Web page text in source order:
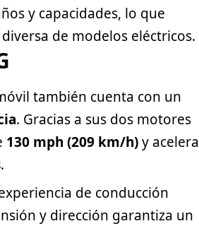
y capacidades, lo que
de modelos eléctricos.
también cuenta con un
. Gracias a sus dos motores
130 mph (209 km/h)y acelera
.
de conducción
y dirección garantiza un